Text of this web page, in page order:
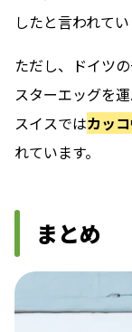
したと言われてい
ただし、ドイツ
スターエッグを
スイスではカッ
れています。
まとめ